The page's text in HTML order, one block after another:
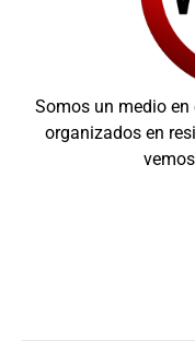
Somos un medio
organizados en